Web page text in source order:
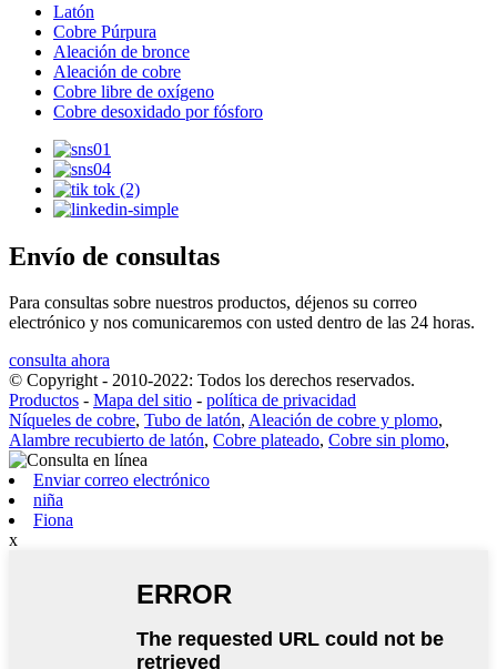
Latón
Cobre Púrpura
Aleación de bronce
Aleación de cobre
Cobre libre de oxígeno
Cobre desoxidado por fósforo
Envío de consultas
Para consultas sobre nuestros productos, déjenos su correo
electrónico y nos comunicaremos con usted dentro de las 24 horas.
consulta ahora
© Copyright - 2010-2022: Todos los derechos reservados.
Productos - Mapa del sitio - política de privacidad
Níqueles de cobre, Tubo de latón, Aleación de cobre y plomo,
Alambre recubierto de latón, Cobre plateado, Cobre sin plomo,
Enviar correo electrónico
niña
Fiona
x